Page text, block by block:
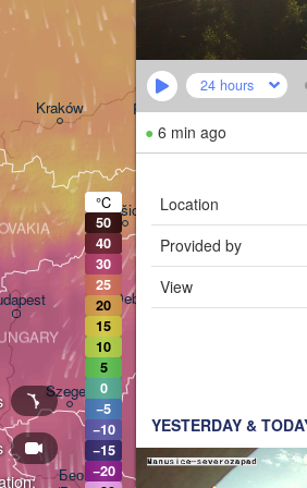
24 hours
● 6 min ago
Location
Provided by
View
YESTERDAY &
Kraków Rzeszów
Београд
Debrecen
Košice
Szeged
Lublin
(Ivano-
Sibiu
°C
50
40
30
25
20
15
10
5
0
−5
−10
−15
−20